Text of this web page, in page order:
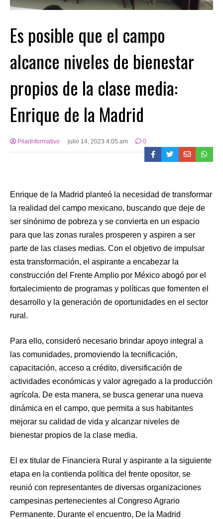
Es posible que el campo
alcance niveles de bienestar
propios de la clase media:
Enrique de la Madrid
PilarInformativo julio 14, 2023 4:05 am 0
Enrique de la Madrid planteó la necesidad de transformar
la realidad del campo mexicano, buscando que deje de
ser sinónimo de pobreza y se convierta en un espacio
para que las zonas rurales prosperen y aspiren a ser
parte de las clases medias. Con el objetivo de impulsar
esta transformación, el aspirante a encabezar la
construcción del Frente Amplio por México abogó por el
fortalecimiento de programas y políticas que fomenten el
desarrollo y la generación de oportunidades en el sector
rural.
Para ello, consideró necesario brindar apoyo integral a
las comunidades, promoviendo la tecnificación,
capacitación, acceso a crédito, diversificación de
actividades económicas y valor agregado a la producción
agrícola. De esta manera, se busca generar una nueva
dinámica en el campo, que permita a sus habitantes
mejorar su calidad de vida y alcanzar niveles de
bienestar propios de la clase media.
El ex titular de Financiera Rural y aspirante a la siguiente
etapa en la contienda política del frente opositor, se
reunió con representantes de diversas organizaciones
campesinas pertenecientes al Congreso Agrario
Permanente. Durante el encuentro, De la Madrid